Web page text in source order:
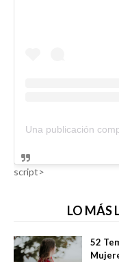
script>
LO MÁS
52